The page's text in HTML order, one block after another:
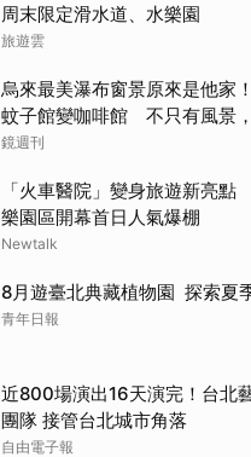
周末限定滑水道、水樂園
旅遊雲
烏來最美瀑布窗景原來是他家
蚊子館變咖啡館 不只有風景
喝到讓人想再來
鏡週刊
「火車醫院」變身旅遊新亮
樂園區開幕首日人氣爆棚
Newtalk
8月遊臺北典藏植物園 探索夏
青年日報
近800場演出16天演完！台北
團隊 接管台北城市角落
自由電子報